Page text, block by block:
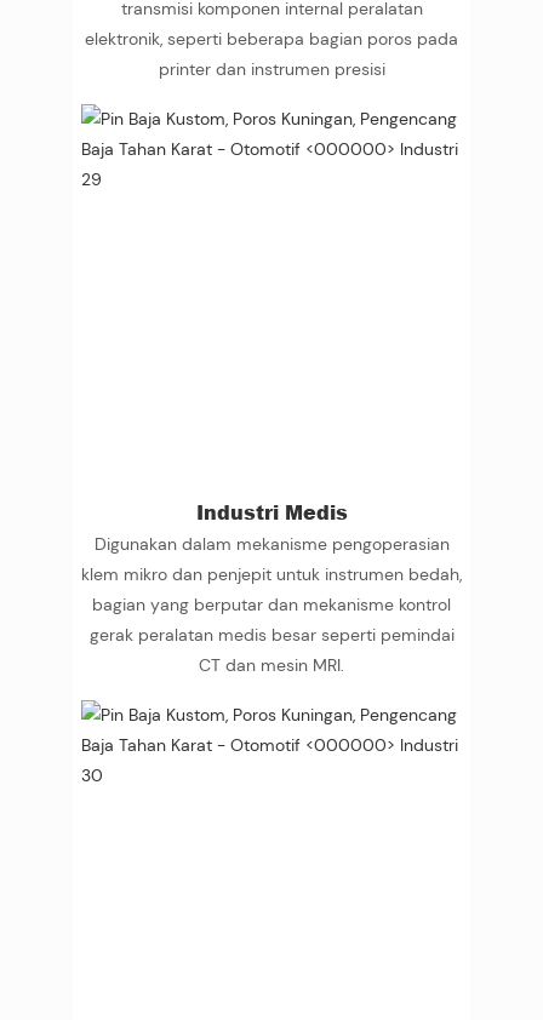
transmisi komponen internal peralatan
elektronik, seperti beberapa bagian poros pada
printer dan instrumen presisi
Industri Medis
Digunakan dalam mekanisme pengoperasian
klem mikro dan penjepit untuk instrumen bedah,
bagian yang berputar dan mekanisme kontrol
gerak peralatan medis besar seperti pemindai
CT dan mesin MRI.